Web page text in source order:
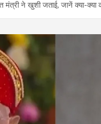
मंत्री ने खुशी जताई, जानें क्या-क्या